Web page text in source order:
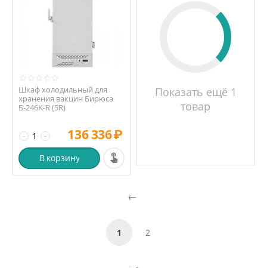
Шкаф холодильный для
хранения вакцин Бирюса
Б-246K-R (5R)
+
− 136 336₽
В корзину
Показать ещё 1
товар
1 2